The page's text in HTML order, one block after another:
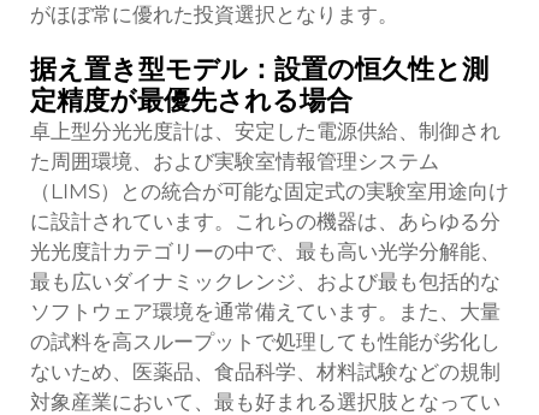
がほぼ常に優れた投資選択となります。
据え置き型モデル：設置の恒久性と測
定精度が最優先される場合
卓上型分光光度計は、安定した電源供給、制御され
た周囲環境、および実験室情報管理システム
（LIMS）との統合が可能な固定式の実験室用途向け
に設計されています。これらの機器は、あらゆる分
光光度計カテゴリーの中で、最も高い光学分解能、
最も広いダイナミックレンジ、および最も包括的な
ソフトウェア環境を通常備えています。また、大量
の試料を高スループットで処理しても性能が劣化し
ないため、医薬品、食品科学、材料試験などの規制
対象産業において、最も好まれる選択肢となってい